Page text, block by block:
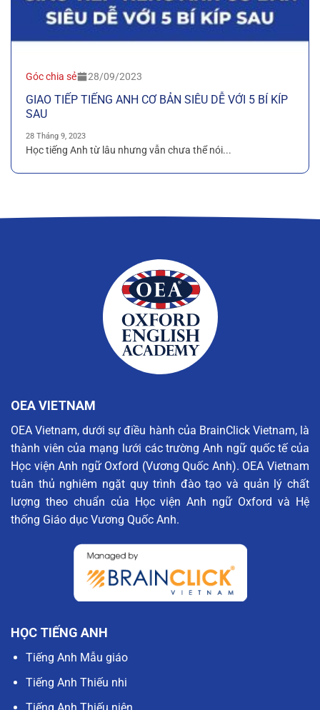
Góc chia sẻ 28/09/2023
GIAO TIẾP TIẾNG ANH CƠ BẢN SIÊU DỄ VỚI 5 BÍ KÍP
SAU
28 Tháng 9, 2023
Học tiếng Anh từ lâu nhưng vẫn chưa thể nói...
OEA VIETNAM
OEA Vietnam, dưới sự điều hành của BrainClick Vietnam, là
thành viên của mạng lưới các trường Anh ngữ quốc tế của
Học viện Anh ngữ Oxford (Vương Quốc Anh). OEA Vietnam
tuân thủ nghiêm ngặt quy trình đào tạo và quản lý chất
lượng theo chuẩn của Học viện Anh ngữ Oxford và Hệ
thống Giáo dục Vương Quốc Anh.
HỌC TIẾNG ANH
Tiếng Anh Mẫu giáo
Tiếng Anh Thiếu nhi
Tiếng Anh Thiếu niên